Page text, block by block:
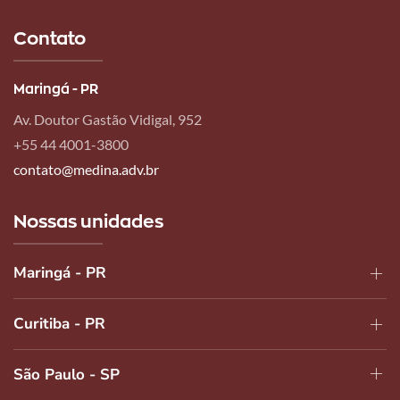
Contato
Maringá - PR
Av. Doutor Gastão Vidigal, 952
+55 44 4001-3800
contato@medina.adv.br
Nossas unidades
Maringá - PR
Curitiba - PR
São Paulo - SP